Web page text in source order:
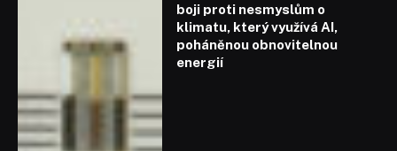
boji proti nesmyslům o
klimatu, který využívá AI,
poháněnou obnovitelnou
energií